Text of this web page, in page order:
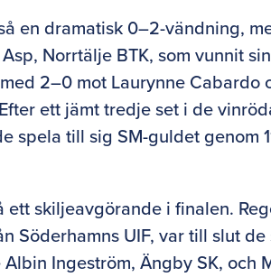
en dramatisk 0–2-vändning,
Norrtälje BTK, som vunnit
2–0 mot Laurynne Cabardo
ett jämt tredje set i de
spela till sig SM-guldet genom
skiljeavgörande i finalen.
Söderhamns UIF, var till slut
Ingeström, Ängby SK, och